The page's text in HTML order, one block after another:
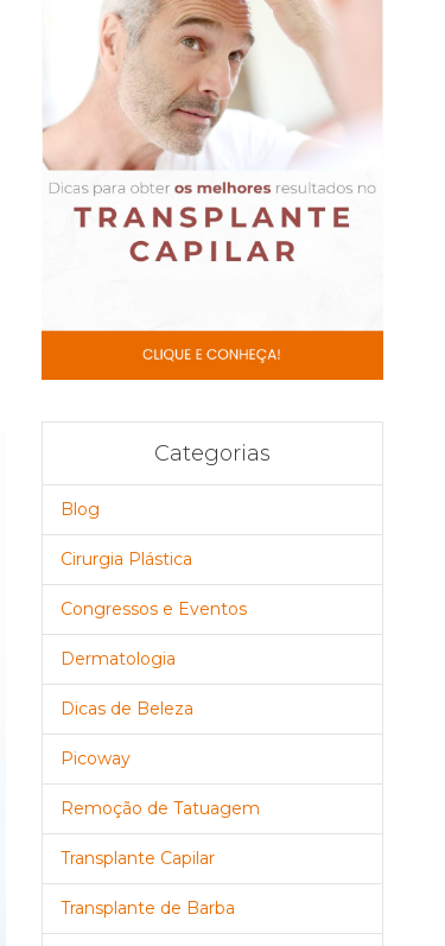
Categorias
Blog
Cirurgia Plástica
Congressos e Eventos
Dermatologia
Dicas de Beleza
Picoway
Remoção de Tatuagem
Transplante Capilar
Transplante de Barba